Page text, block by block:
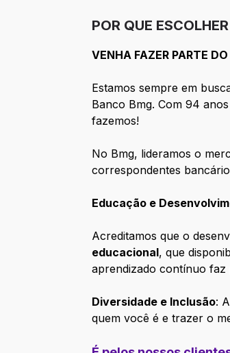
POR QUE
VENHA FAZER PARTE
Estamos sempre em
Banco Bmg. Com 94
fazemos!
No Bmg, lideramos o
correspondentes
Educação e
Acreditamos que o
educacional, que
aprendizado contínuo
Diversidade e Inclusão:
quem você é e trazer o